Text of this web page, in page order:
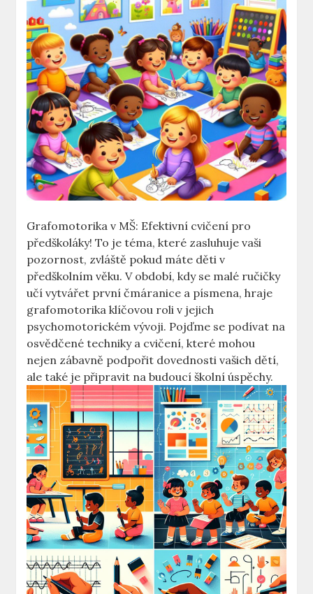
Grafomotorika⁣ v⁤ MŠ: Efektivní cvičení pro​
předškoláky! ⁢To ​je téma, které zasluhuje vaši
pozornost, ⁤zvláště pokud máte děti v⁢
předškolním věku. V⁣ období, kdy ​se malé ​ručičky
učí vytvářet první⁣ čmáranice a písmena, hraje
grafomotorika klíčovou roli ⁤v jejich
psychomotorickém vývoji. Pojďme se podívat na
⁤osvědčené techniky a cvičení, které mohou⁤
nejen zábavně ⁣podpořit dovednosti vašich dětí,
ale také je‌ připravit na budoucí školní úspěchy.